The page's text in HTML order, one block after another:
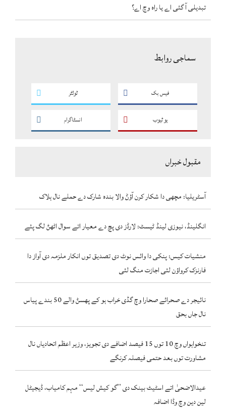
تبدیلی آ گئی اے یا راہ وچ اے؟
سماجی روابط
فیس بک ٹوئٹر
یو ٹیوب انسٹاگرام
مقبول خبراں
آسٹریلیا: مچھی دا شکار کرن آؤݨ والا بندہ شارک دے حملے نال ہلاک
انگلینڈ، نیوزی لینڈ ٹیسٹ: لارڈز دی پچ دے معیار اتے سوال اٹھݨ لگ پئے
منشیات کیس: پنکی دا وائس نوٹ دی تصدیق توں انکار ملزمہ دی آواز دا
فارنزک کرواؤن لئی اجازت منگ لئی
نائیجر دے صحرائے صحارا وچ گڈی خراب ہو کے پھسݨ والے 50 بندے پیاس
نال جاں بحق
تنخواہواں وچ 10 توں 15 فیصد اضافے دی تجویز، وزیر اعظم اتحادیاں نال
مشاورت توں بعد حتمی فیصلہ کرنگے
عیدالاضحیٰ اتے اسٹیٹ بینک دی ’’گو کیش لیس‘‘ مہم کامیاب، ڈیجیٹل
لین دین وچ وڈا اضافہ